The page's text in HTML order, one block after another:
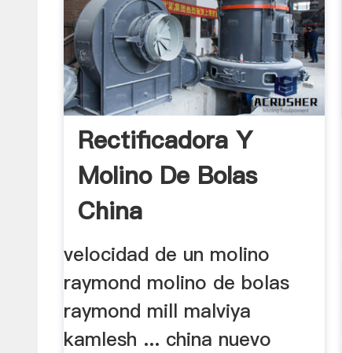
Rectificadora Y
Molino De Bolas
China
velocidad de un molino
raymond molino de bolas
raymond mill malviya
kamlesh ... china nuevo